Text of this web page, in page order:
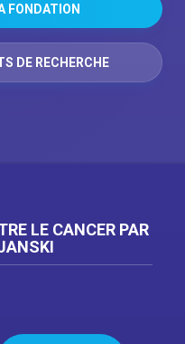
FONDATION
DE RECHERCHE
LE CANCER PAR